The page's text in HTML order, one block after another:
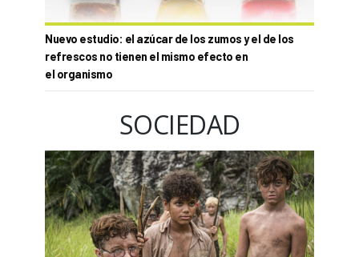
Nuevo estudio: el azúcar de los zumos y el de los
refrescos no tienen el mismo efecto en
el organismo
SOCIEDAD